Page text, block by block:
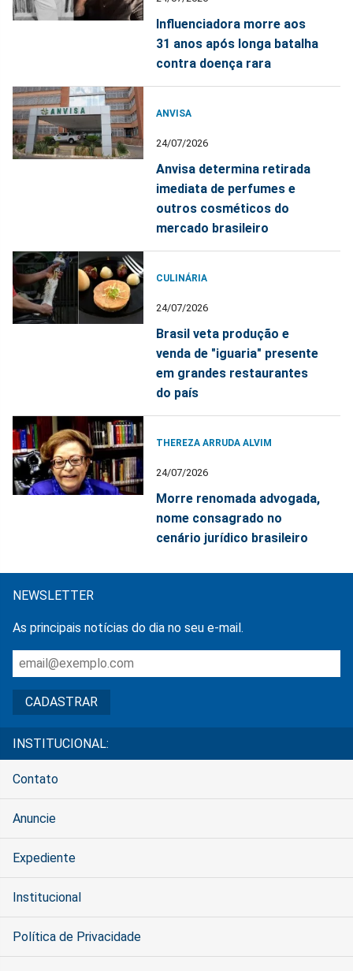
Influenciadora morre aos
31 anos após longa batalha
contra doença rara
ANVISA
24/07/2026
Anvisa determina retirada
imediata de perfumes e
outros cosméticos do
mercado brasileiro
CULINÁRIA
24/07/2026
Brasil veta produção e
venda de "iguaria" presente
em grandes restaurantes
do país
THEREZA ARRUDA ALVIM
24/07/2026
Morre renomada advogada,
nome consagrado no
cenário jurídico brasileiro
NEWSLETTER
As principais notícias do dia no seu e-mail.
INSTITUCIONAL:
Contato
Anuncie
Expediente
Institucional
Política de Privacidade